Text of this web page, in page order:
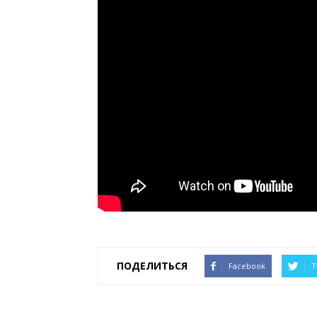
ПОДЕЛИТЬСЯ Facebook